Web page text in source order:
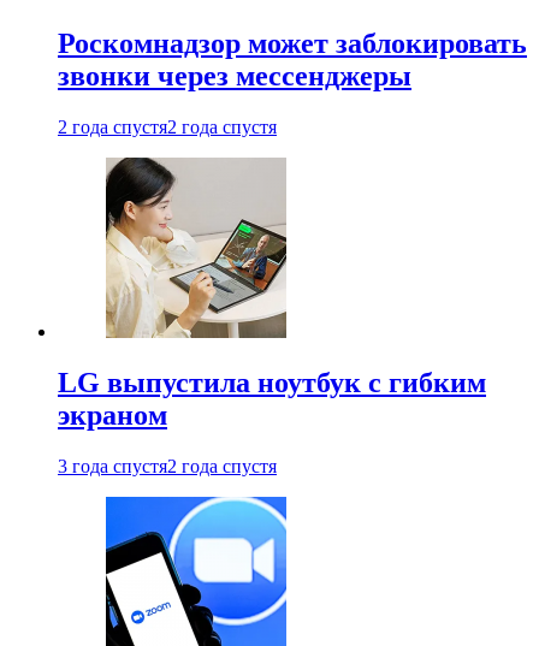
Роскомнадзор может заблокировать
звонки через мессенджеры
2 года спустя2 года спустя
LG выпустила ноутбук с гибким
экраном
3 года спустя2 года спустя